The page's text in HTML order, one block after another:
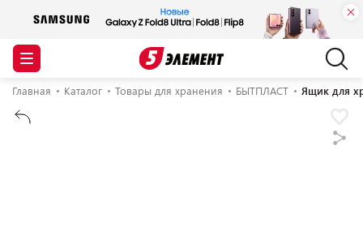
Главная Каталог Товары для хранения БЫТПЛАСТ Ящик для